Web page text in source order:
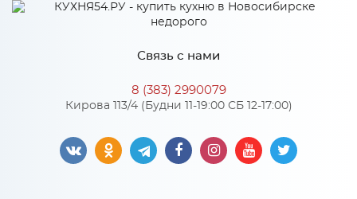
Высота 190
Особенности
Связь с нами
8 (383) 2990079
Кирова 113/4 (Будни 11-19:00 СБ 12-17:00)